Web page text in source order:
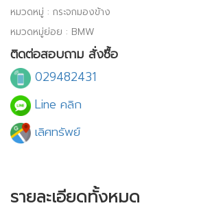
หมวดหมู่ : กระจกมองข้าง
หมวดหมู่ย่อย : BMW
ติดต่อสอบถาม สั่งซื้อ
029482431
Line คลิก
เลิศทรัพย์
รายละเอียดทั้งหมด